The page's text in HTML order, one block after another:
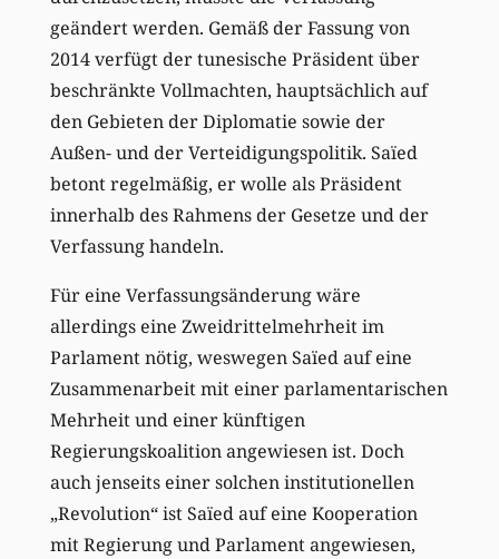
geändert werden. Gemäß der Fassung von
2014 verfügt der tunesische Präsident über
beschränkte Vollmachten, hauptsächlich auf
den Gebieten der Diplomatie sowie der
Außen- und der Verteidigungspolitik. Saïed
betont regelmäßig, er wolle als Präsident
innerhalb des Rahmens der Gesetze und der
Verfassung handeln.
Für eine Verfassungsänderung wäre
allerdings eine Zweidrittelmehrheit im
Parlament nötig, weswegen Saïed auf eine
Zusammenarbeit mit einer parlamentarischen
Mehrheit und einer künftigen
Regierungskoalition angewiesen ist. Doch
auch jenseits einer solchen institutionellen
„Revolution“ ist Saïed auf eine Kooperation
mit Regierung und Parlament angewiesen,